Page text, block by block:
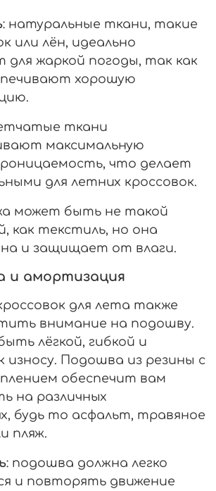
: натуральные ткани, такие
или лён, идеально
для жаркой погоды, так как
хорошую
ткани
максимальную
что делает
для летних кроссовок.
может быть не такой
как текстиль, но она
и защищает от влаги.
и амортизация
для лета также
внимание на подошву.
лёгкой, гибкой и
износу. Подошва из резины с
обеспечит вам
на различных
будь то асфальт, травяное
пляж.
: подошва должна легко
и повторять движение